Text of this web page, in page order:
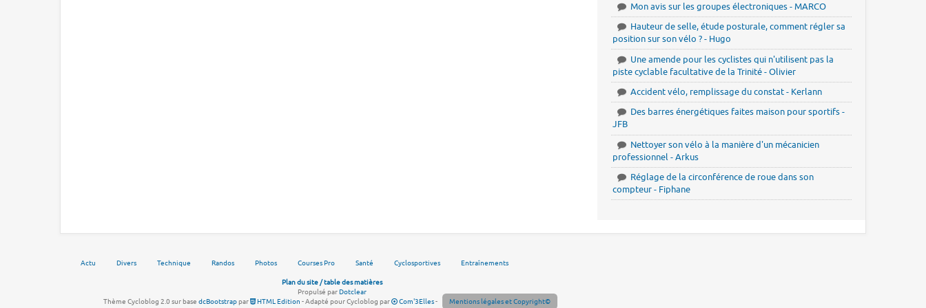
Mon avis sur les groupes électroniques - MARCO
Hauteur de selle, étude posturale, comment régler sa
position sur son vélo ? - Hugo
Une amende pour les cyclistes qui n'utilisent pas la
piste cyclable facultative de la Trinité - Olivier
Accident vélo, remplissage du constat - Kerlann
Des barres énergétiques faites maison pour sportifs -
JFB
Nettoyer son vélo à la manière d'un mécanicien
professionnel - Arkus
Réglage de la circonférence de roue dans son
compteur - Fiphane
Actu Divers Technique Randos Photos Courses Pro Santé Cyclosportives Entraînements
Plan du site / table des matières
Propulsé parDotclear
Thème Cycloblog 2.0 sur base dcBootstrappar HTML Edition - Adapté pour Cycloblog par Com'3Elles- Mentions légales et Copyright©